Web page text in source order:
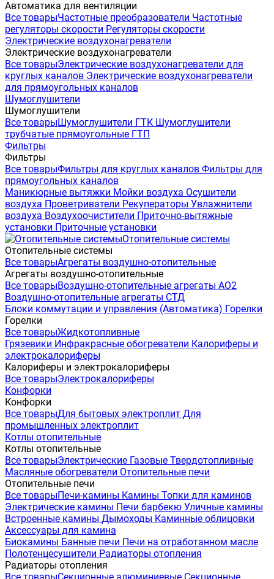
Автоматика для вентиляции
Все товарыЧастотные преобразователи Частотные
регуляторы скорости Регуляторы скорости
Электрические воздухонагреватели
Электрические воздухонагреватели
Все товарыЭлектрические воздухонагреватели для
круглых каналов Электрические воздухонагреватели
для прямоугольных каналов
Шумоглушители
Шумоглушители
Все товарыШумоглушители ГТК Шумоглушители
трубчатые прямоугольные ГТП
Фильтры
Фильтры
Все товарыФильтры для круглых каналов Фильтры для
прямоугольных каналов
Маникюрные вытяжки Мойки воздуха Осушители
воздуха Проветриватели Рекуператоры Увлажнители
воздуха Воздухоочистители Приточно-вытяжные
установки Приточные установки
Отопительные системы
Отопительные системы
Все товарыАгрегаты воздушно-отопительные
Агрегаты воздушно-отопительные
Все товарыВоздушно-отопительные агрегаты АО2
Воздушно-отопительные агрегаты СТД
Блоки коммутации и управления (Автоматика) Горелки
Горелки
Все товарыЖидкотопливные
Грязевики Инфракрасные обогреватели Калориферы и
электрокалориферы
Калориферы и электрокалориферы
Все товарыЭлектрокалориферы
Конфорки
Конфорки
Все товарыДля бытовых электроплит Для
промышленных электроплит
Котлы отопительные
Котлы отопительные
Все товарыЭлектрические Газовые Твердотопливные
Масляные обогреватели Отопительные печи
Отопительные печи
Все товарыПечи-камины Камины Топки для каминов
Электрические камины Печи барбекю Уличные камины
Встроенные камины Дымоходы Каминные облицовки
Аксессуары для камина
Биокамины Банные печи Печи на отработанном масле
Полотенцесушители Радиаторы отопления
Радиаторы отопления